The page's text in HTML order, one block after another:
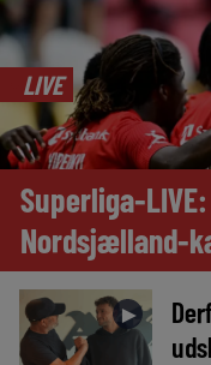
LIVE
Superliga-
Nordsjælland-
►